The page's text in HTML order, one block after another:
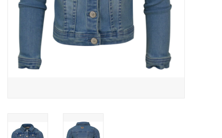
Cadeaubonnen
Cadeaubon